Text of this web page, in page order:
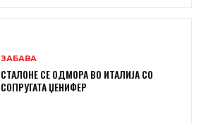
ЗАБАВА
СТАЛОНЕ СЕ ОДМОРА ВО ИТАЛИЈА СО
СОПРУГАТА ЏЕНИФЕР